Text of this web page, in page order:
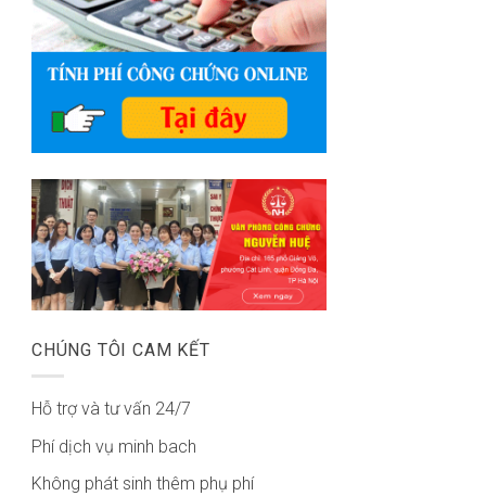
CHÚNG TÔI CAM KẾT
Hỗ trợ và tư vấn 24/7
Phí dịch vụ minh bach
Không phát sinh thêm phụ phí